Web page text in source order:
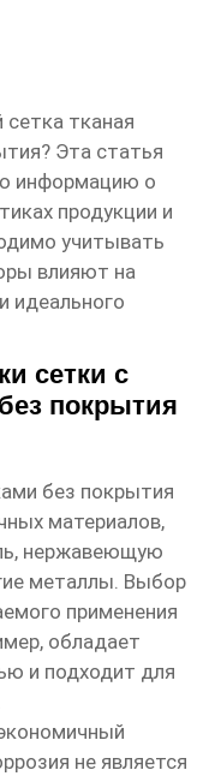
ячейками
сетка тканая
? Эта статья
информацию о
продукции и
учитывать
влияют на
идеального
сетки с
покрытия
без покрытия
материалов,
нержавеющую
металлы. Выбор
применения
обладает
и подходит для
не является